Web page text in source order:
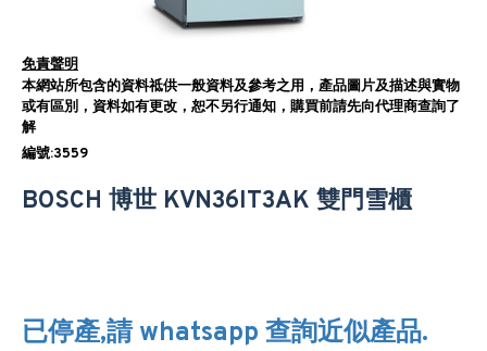
免責聲明
本網站所包含的資料祗供一般資料及參考之用，產品圖片及描述與實物
或有區別，資料如有更改，恕不另行通知，購買前請先向代理商查詢了
解
編號:3559
BOSCH 博世 KVN36IT3AK 雙門雪櫃
已停產,請 whatsapp 查詢近似產品.